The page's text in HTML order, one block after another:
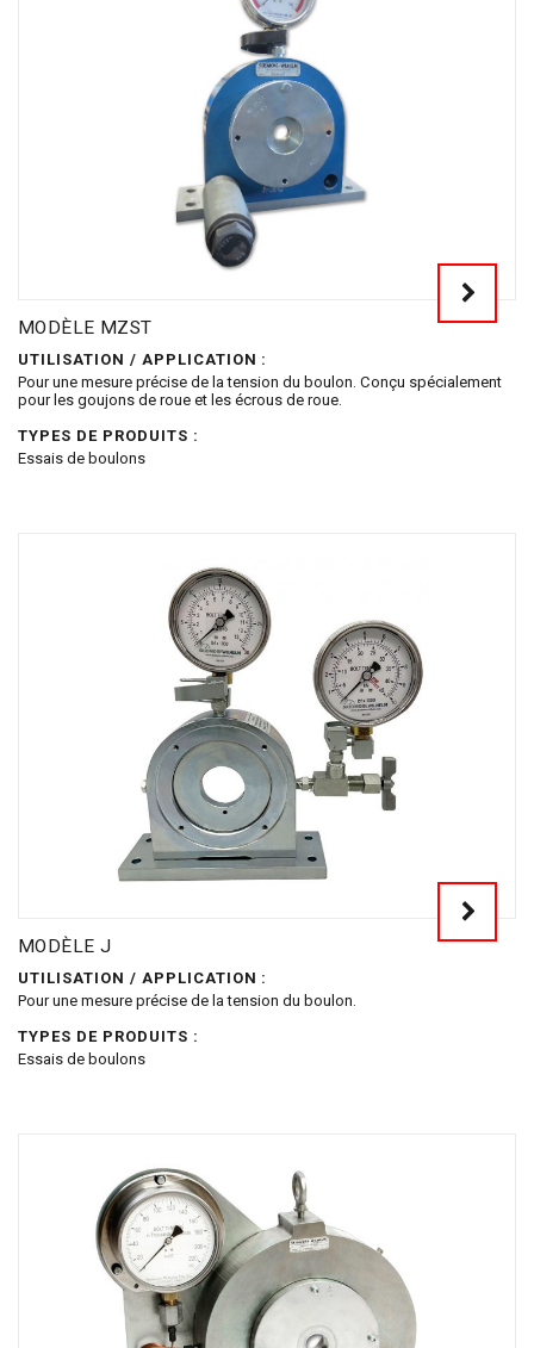
MODÈLE MZST
UTILISATION / APPLICATION :
Pour une mesure précise de la tension du boulon. Conçu spécialement
pour les goujons de roue et les écrous de roue.
TYPES DE PRODUITS :
Essais de boulons
MODÈLE J
UTILISATION / APPLICATION :
Pour une mesure précise de la tension du boulon.
TYPES DE PRODUITS :
Essais de boulons